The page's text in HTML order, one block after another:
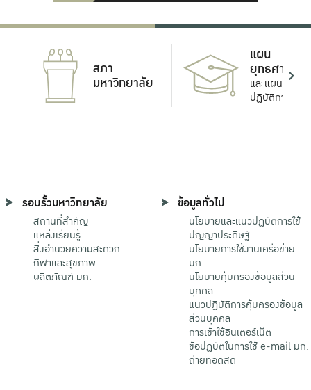
สภา
มหาวิทยาลัย
แผน
ยุทธศาสตร์
และแผน
ปฏิบัติการ
รอบรั้วมหาวิทยาลัย
สถานที่สำคัญ
แหล่งเรียนรู้
สิ่งอำนวยความสะดวก
กีฬาและสุขภาพ
ผลิตภัณฑ์ มก.
ข้อมูลทั่วไป
นโยบายและแนวปฏิบัติการใช้
ปัญญาประดิษฐ์
นโยบายการใช้งานเครือข่าย
มก.
นโยบายคุ้มครองข้อมูลส่วน
บุคคล
แนวปฏิบัติการคุ้มครองข้อมูล
ส่วนบุคคล
การเข้าใช้อินเตอร์เน็ต
ข้อปฏิบัติในการใช้ e-mail มก.
ถ่ายทอดสด